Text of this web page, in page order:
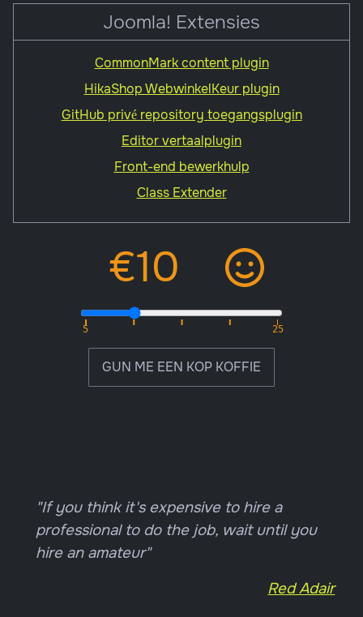
"If you think it's expensive to hire a
professional to do the job, wait until you
hire an amateur"
Red Adair
Joomla! Extensies
CommonMark content plugin
HikaShop WebwinkelKeur plugin
GitHub privé repository toegangsplugin
Editor vertaalplugin
Front-end bewerkhulp
Class Extender
GUN ME EEN KOP KOFFIE